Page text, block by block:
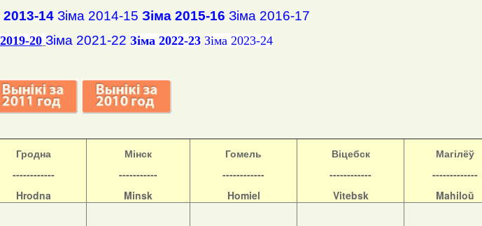
2013-14 Зіма 2014-15 Зіма 2015-16 Зіма 2016-17
20 Зіма 2021-22 Зіма 2022-23 Зіма 2023-24
Гродна
------------
Hrodna
Мінск
-----------
Minsk
Гомель
------------
Homiel
Віцебск
------------
Vitebsk
Магілёў
-------------
Mahiloŭ